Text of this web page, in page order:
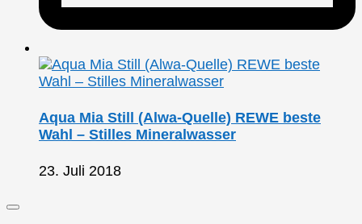
Aqua Mia Still (Alwa-Quelle) REWE beste
Wahl – Stilles Mineralwasser
23. Juli 2018